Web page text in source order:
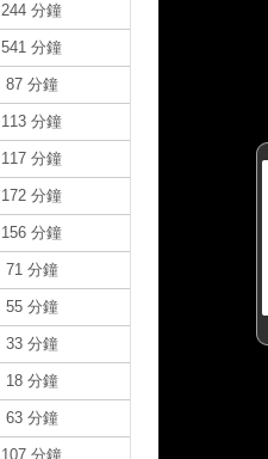
244 分鐘
541 分鐘
87 分鐘
113 分鐘
117 分鐘
172 分鐘
156 分鐘
71 分鐘
55 分鐘
33 分鐘
18 分鐘
63 分鐘
107 分鐘